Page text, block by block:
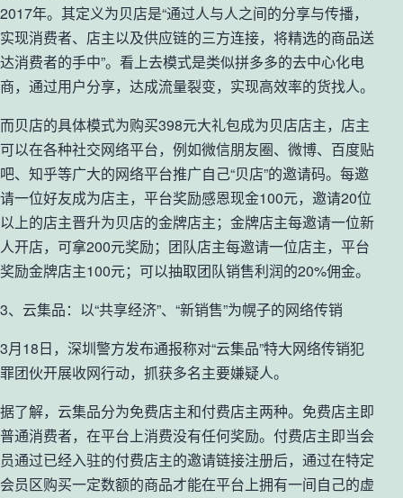
2017年。其定义为贝店是“通过人与人之间的分享与传播，
实现消费者、店主以及供应链的三方连接，将精选的商品送
达消费者的手中”。看上去模式是类似拼多多的去中心化电
商，通过用户分享，达成流量裂变，实现高效率的货找人。
而贝店的具体模式为购买398元大礼包成为贝店店主，店主
可以在各种社交网络平台，例如微信朋友圈、微博、百度贴
吧、知乎等广大的网络平台推广自己“贝店”的邀请码。每邀
请一位好友成为店主，平台奖励感恩现金100元，邀请20位
以上的店主晋升为贝店的金牌店主；金牌店主每邀请一位新
人开店，可拿200元奖励；团队店主每邀请一位店主，平台
奖励金牌店主100元；可以抽取团队销售利润的20%佣金。
3、云集品：以“共享经济”、“新销售”为幌子的网络传销
3月18日，深圳警方发布通报称对“云集品”特大网络传销犯
罪团伙开展收网行动，抓获多名主要嫌疑人。
据了解，云集品分为免费店主和付费店主两种。免费店主即
普通消费者，在平台上消费没有任何奖励。付费店主即当会
员通过已经入驻的付费店主的邀请链接注册后，通过在特定
会员区购买一定数额的商品才能在平台上拥有一间自己的虚